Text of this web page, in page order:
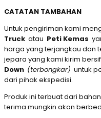
CATATAN TAMBAHAN
Untuk pengiriman kami
Truck atau Peti Kemas
harga yang terjangkau dan
jepara yang kami kirim
Down (terbongkar) untuk
dari pihak ekspedisi.
Produk ini terbuat dari
terima mungkin akan